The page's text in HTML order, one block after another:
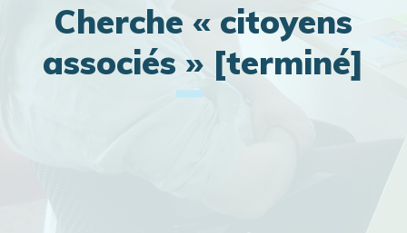
Cherche « citoyens
associés » [terminé]